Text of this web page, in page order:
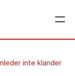
inte klander